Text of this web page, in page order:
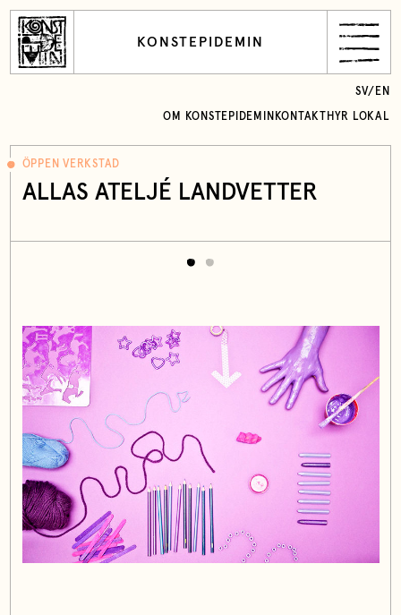
KONSTEPIDEMIN
OM KONSTEPIDEMIN KONTAKT HYR LOKAL
SV/ EN
ÖPPEN VERKSTAD
ALLAS ATELJÉ LANDVETTER